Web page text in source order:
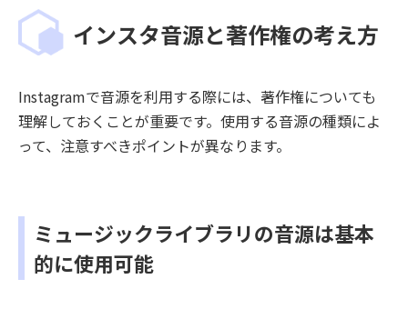
インスタ音源と著作権の考え方
Instagramで音源を利用する際には、著作権についても
理解しておくことが重要です。使用する音源の種類によ
って、注意すべきポイントが異なります。
ミュージックライブラリの音源は基本
的に使用可能